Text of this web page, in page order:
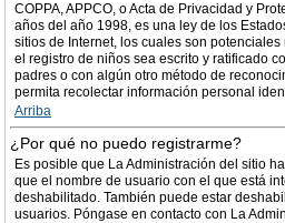
COPPA, APPCO, o Acta de Privacidad y
años del año 1998, es una ley de los
sitios de Internet, los cuales son
el registro de niños sea escrito y ratificado
padres o con algún otro método de
permita recolectar información personal
Arriba
¿Por qué no puedo registrarme?
Es posible que La Administración del sitio
que el nombre de usuario con el que está
deshabilitado. También puede estar
usuarios. Póngase en contacto con La